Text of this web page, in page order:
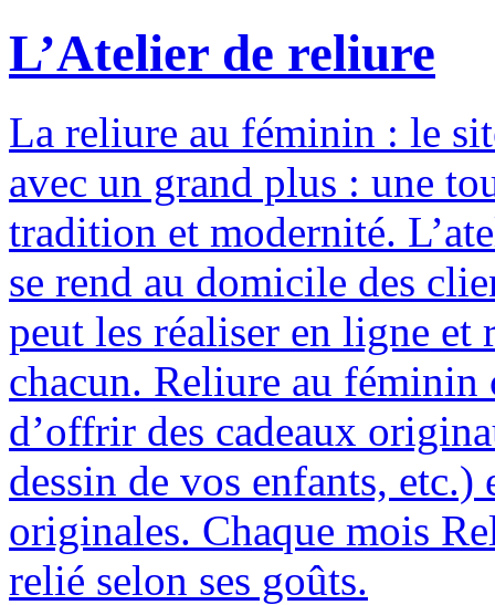
L’Atelier de reliure
La reliure au féminin : le
avec un grand plus : une
tradition et modernité.
se rend au domicile des
peut les réaliser en ligne et
chacun. Reliure au féminin
d’offrir des cadeaux
dessin de vos enfants,
originales. Chaque mois
relié selon ses goûts.